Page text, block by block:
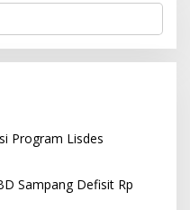
Program Lisdes
Sampang Defisit Rp